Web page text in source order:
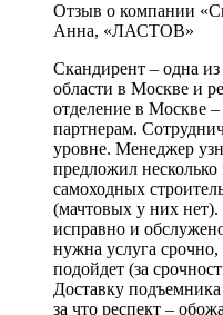
Отзыв о компании
Анна, «ЛАСТОВ»
Скандирент – одна
области в Москве и
отделение в Москве
партнерам.
уровне. Менеджер
предложил
самоходных
(мачтовых у них нет).
исправно и
нужна услуга
подойдет (за
Доставку
за что респект –